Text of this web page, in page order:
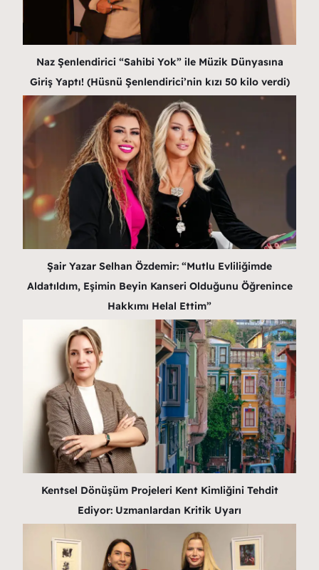
Naz Şenlendirici “Sahibi Yok” ile Müzik Dünyasına
Giriş Yaptı! (Hüsnü Şenlendirici’nin kızı 50 kilo verdi)
Şair Yazar Selhan Özdemir: “Mutlu Evliliğimde
Aldatıldım, Eşimin Beyin Kanseri Olduğunu Öğrenince
Hakkımı Helal Ettim”
Kentsel Dönüşüm Projeleri Kent Kimliğini Tehdit
Ediyor: Uzmanlardan Kritik Uyarı